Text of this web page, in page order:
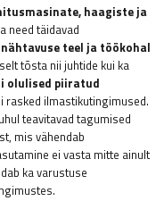
haagiste ja
need täidavad
teel ja töökohal
tõsta nii juhtide kui ka
olulised piiratud
rasked ilmastikutingimused.
teavitavad tagumised
mis vähendab
ei vasta mitte ainult
ka varustuse